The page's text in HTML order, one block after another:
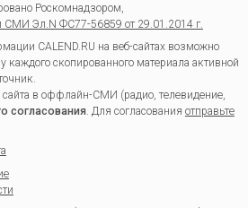
Роскомнадзором,
СМИ Эл.N ФС77-56859 от 29.01.2014 г.
CALEND.RU на веб-сайтах возможно
каждого скопированного материала активной
в оффлайн-СМИ (радио, телевидение,
согласования. Для согласования отправьте